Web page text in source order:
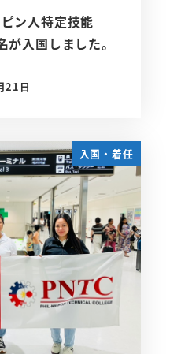
ン人特定技能
が入国しました。
21日
入国・着任